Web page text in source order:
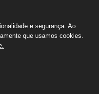
e segurança. Ao
que usamos cookies.